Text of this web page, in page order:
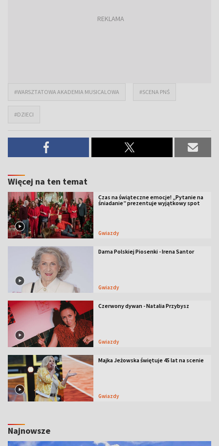
#WARSZTATOWA AKADEMIA MUSICALOWA #SCENA PNŚ
#DZIECI
Więcej na ten temat
Czas na świąteczne emocje! „Pytanie na
śniadanie” prezentuje wyjątkowy spot
Gwiazdy
Dama Polskiej Piosenki - Irena Santor
Gwiazdy
Czerwony dywan - Natalia Przybysz
Gwiazdy
Majka Jeżowska świętuje 45 lat na scenie
Gwiazdy
Najnowsze